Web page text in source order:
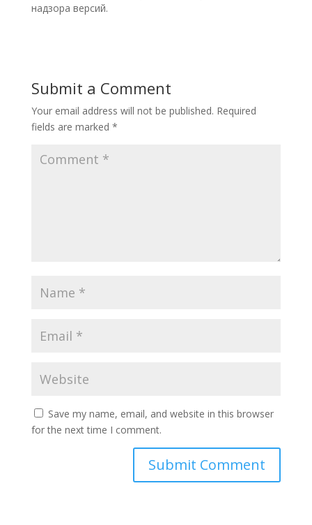
надзора версий.
Submit a Comment
Your email address will not be published. Required
fields are marked *
Save my name, email, and website in this browser
for the next time I comment.